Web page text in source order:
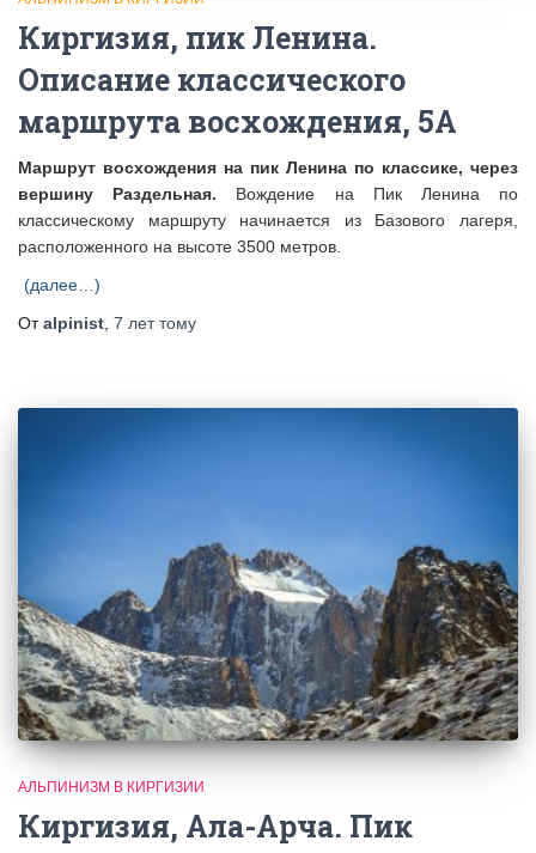
Киргизия, пик Ленина.
Описание классического
маршрута восхождения, 5А
Маршрут восхождения на пик Ленина по классике, через
вершину Раздельная. Вождение на Пик Ленина по
классическому маршруту начинается из Базового лагеря,
расположенного на высоте 3500 метров.
(далее…)
Отalpinist 7 леттому
АЛЬПИНИЗМ В КИРГИЗИИ
Киргизия, Ала-Арча. Пик